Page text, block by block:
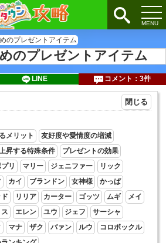
のプレゼントアイテム
のプレゼントアイテム
LINE コメント：3件
メリット
友好度や愛情度の増減
昇する特殊条件
プレゼントの効果
リ マリー ジェニファー
リック
カイ ブランドン 女神様
かっぱ
リリア カーター ゴッツ ムギ
メイ
エレン ユウ ジェフ
サーシャ
マナ ザク バァン ルウ
コロボックル